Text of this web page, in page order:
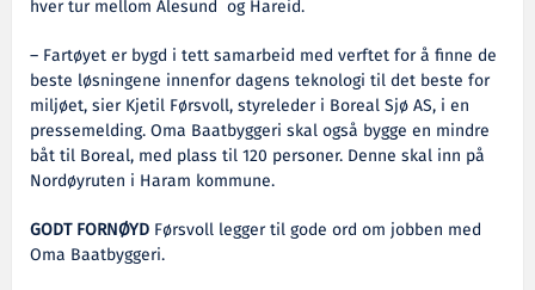
hver tur mellom Ålesund og Hareid.
– Fartøyet er bygd i tett samarbeid med verftet for å finne de
beste løsningene innenfor dagens teknologi til det beste for
miljøet, sier Kjetil Førsvoll, styreleder i Boreal Sjø AS, i en
pressemelding. Oma Baatbyggeri skal også bygge en mindre
båt til Boreal, med plass til 120 personer. Denne skal inn på
Nordøyruten i Haram kommune.
GODT FORNØYD Førsvoll legger til gode ord om jobben med
Oma Baatbyggeri.